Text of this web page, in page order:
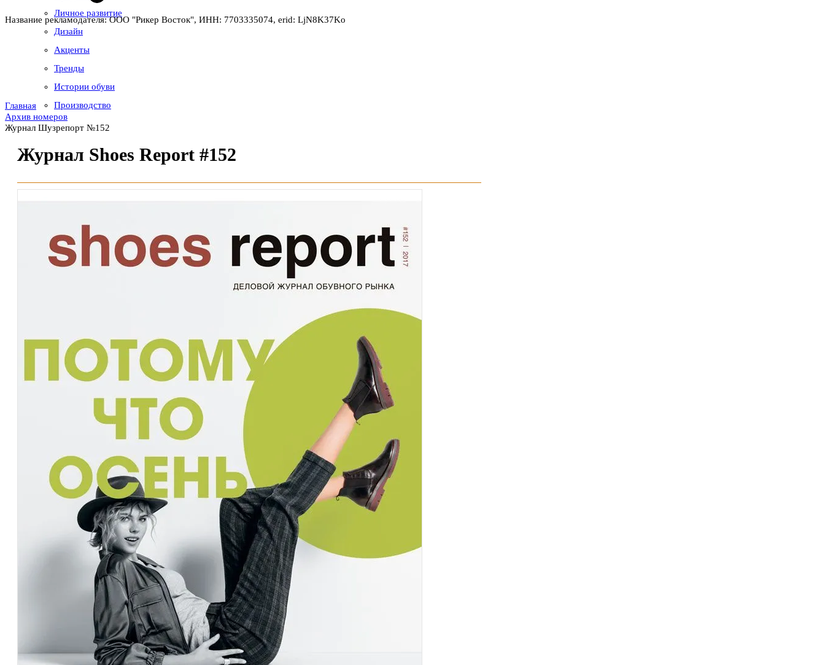
Личное развитие
Дизайн
Акценты
Тренды
Истории обуви
Производство
Название рекламодателя: ООО "Рикер Восток", ИНН: 7703335074, erid: LjN8K37Ko
Главная
Архив номеров
Журнал Шузрепорт №152
Журнал Shoes Report #152